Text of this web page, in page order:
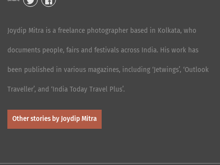
Joydip Mitra is a freelance photographer based in Kolkata, who
documents people, fairs and festivals across India. His work has
been published in various magazines, including ‘Jetwings’, ‘Outlook
Traveller’, and ‘India Today Travel Plus’.
Other stories by Joydip Mitra